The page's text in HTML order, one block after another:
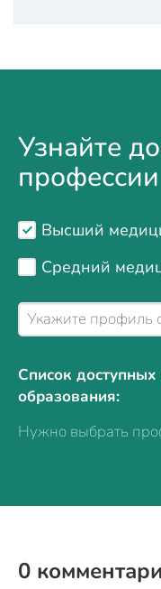
Узнайте
профессии
Высший
Средний
Список
образования:
Нужно выбрать
0